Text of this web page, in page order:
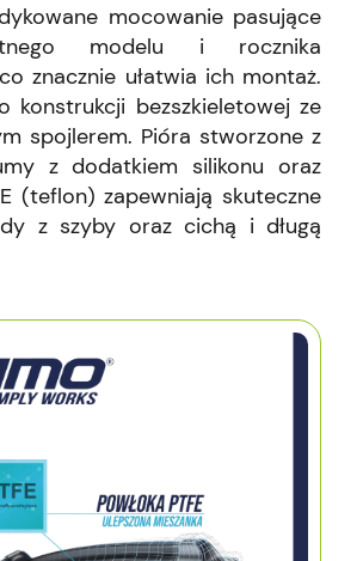
mocowanie pasujące
modelu i rocznika
znacznie ułatwia ich montaż.
konstrukcji bezszkieletowej ze
spojlerem. Pióra stworzone z
z dodatkiem silikonu oraz
(teflon) zapewniają skuteczne
z szyby oraz cichą i długą